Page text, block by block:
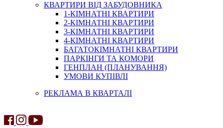
КВАРТИРИ ВІД ЗАБУДОВНИКА
1-КІМНАТНІ КВАРТИРИ
2-КІМНАТНІ КВАРТИРИ
3-КІМНАТНІ КВАРТИРИ
4-КІМНАТНІ КВАРТИРИ
БАГАТОКІМНАТНІ КВАРТИРИ
ПАРКІНГИ ТА КОМОРИ
ГЕНПЛАН (ПЛАНУВАННЯ)
УМОВИ КУПІВЛІ
РЕКЛАМА В КВАРТАЛІ